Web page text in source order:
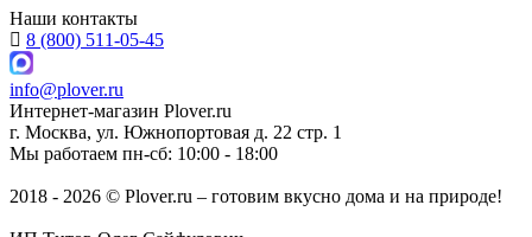
Наши контакты
8 (800) 511-05-45
info@plover.ru
Интернет-магазин Plover.ru
г. Москва, ул. Южнопортовая д. 22 стр. 1
Мы работаем пн-сб: 10:00 - 18:00
2018 - 2026 © Plover.ru – готовим вкусно дома и на природе!